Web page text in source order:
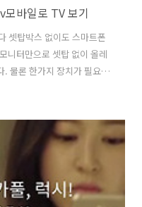
바일로 TV 보기
셋탑박스 없이도 스마트폰
니터만으로 셋탑 없이 올레
. 물론 한가지 장치가 필요하
기를 하려는 이유는 제가 셋
실 필요는 없습니다. 없어도
이것을 TV로 연결해서 보
모바일로 TV 보기 스마트
TV다시보기를 할 수..